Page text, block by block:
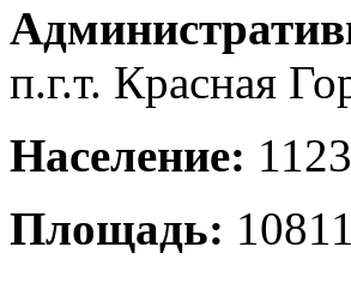
п.г.т. Красная
Население:
Площадь: